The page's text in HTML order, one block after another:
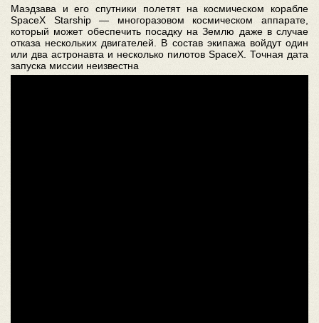
Маэдзава и его спутники полетят на космическом корабле
SpaceX Starship — многоразовом космическом аппарате,
который может обеспечить посадку на Землю даже в случае
отказа нескольких двигателей. В состав экипажа войдут один
или два астронавта и несколько пилотов SpaceX. Точная дата
запуска миссии неизвестна